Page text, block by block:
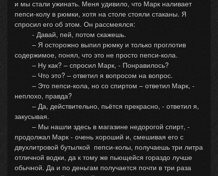
и мы стали ужинать. Меня удивило, что Марк наливает
пепси-колу в рюмки, хотя на столе стояли стаканы. Я
спросил его об этом. Он рассмеялся:
- Давай, пей, потом скажешь.
– Я осторожно выпил рюмку и только проглотив
содержимое, понял, что это не просто пепси-кола.
– Ну как? – спросил Марк, - Понравилось?
– Что это? – ответил я вопросом на вопрос.
– Это пепси-кола, но со спиртом – ответил Марк, -
неплохо, правда?
– Да, действительно, пьётся прекрасно, - ответил я,
закусывая.
– Мы нашли здесь в магазине недорогой спирт, -
продолжал Марк - очень хороший и, смешивая его с
двухлитровой бутылкой пепси-колы, получаешь три литра
отличной водки, да к тому же пьющейся гораздо лучше
обычной. Да и по деньгам получается почти в три раза